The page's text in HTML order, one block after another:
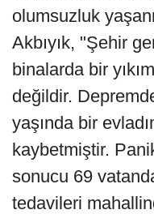
olumsuzluk
Akbıyık, "Şehir
binalarda bir
değildir.
yaşında bir
kaybetmiştir.
sonucu 69
tedavileri